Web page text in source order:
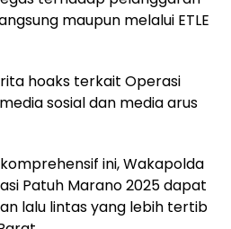
maupun melalui ETLE
hoaks terkait Operasi
sosial dan media arus
ini, Wakapolda
Patuh Marano 2025 dapat
lalu lintas yang lebih tertib